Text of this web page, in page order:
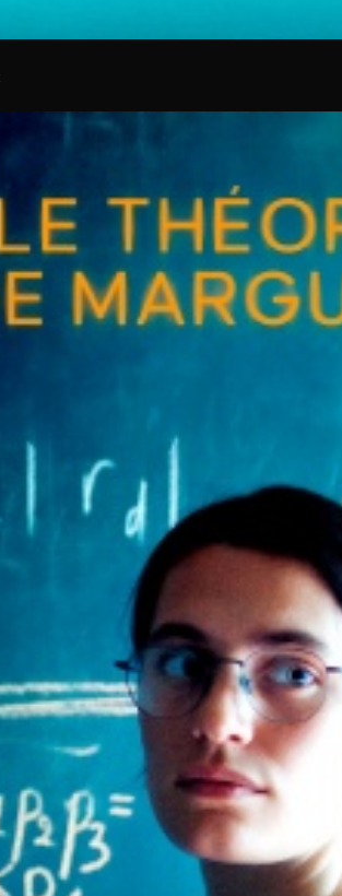
Mais parmi ces options,Molotov